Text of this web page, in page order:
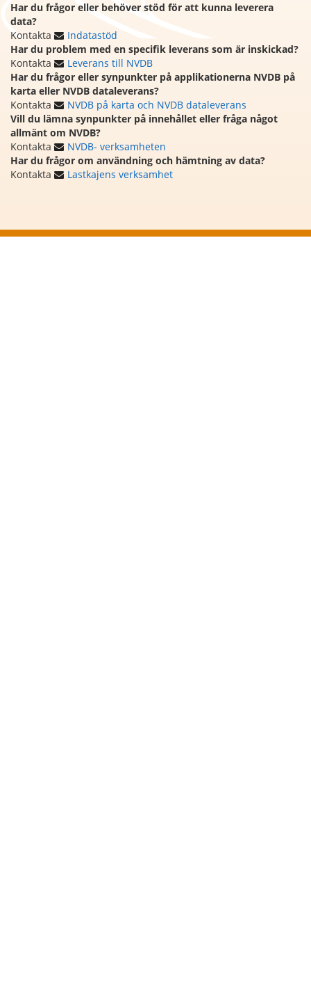
Har du frågor eller behöver stöd för att kunna leverera
data?
Kontakta
Indatastöd
Har du problem med en specifik leverans som är inskickad?
Kontakta
Leverans till NVDB
Har du frågor eller synpunkter på applikationerna NVDB på
karta eller NVDB dataleverans?
Kontakta
NVDB på karta och NVDB dataleverans
Vill du lämna synpunkter på innehållet eller fråga något
allmänt om NVDB?
Kontakta
NVDB- verksamheten
Har du frågor om användning och hämtning av data?
Kontakta
Lastkajens verksamhet